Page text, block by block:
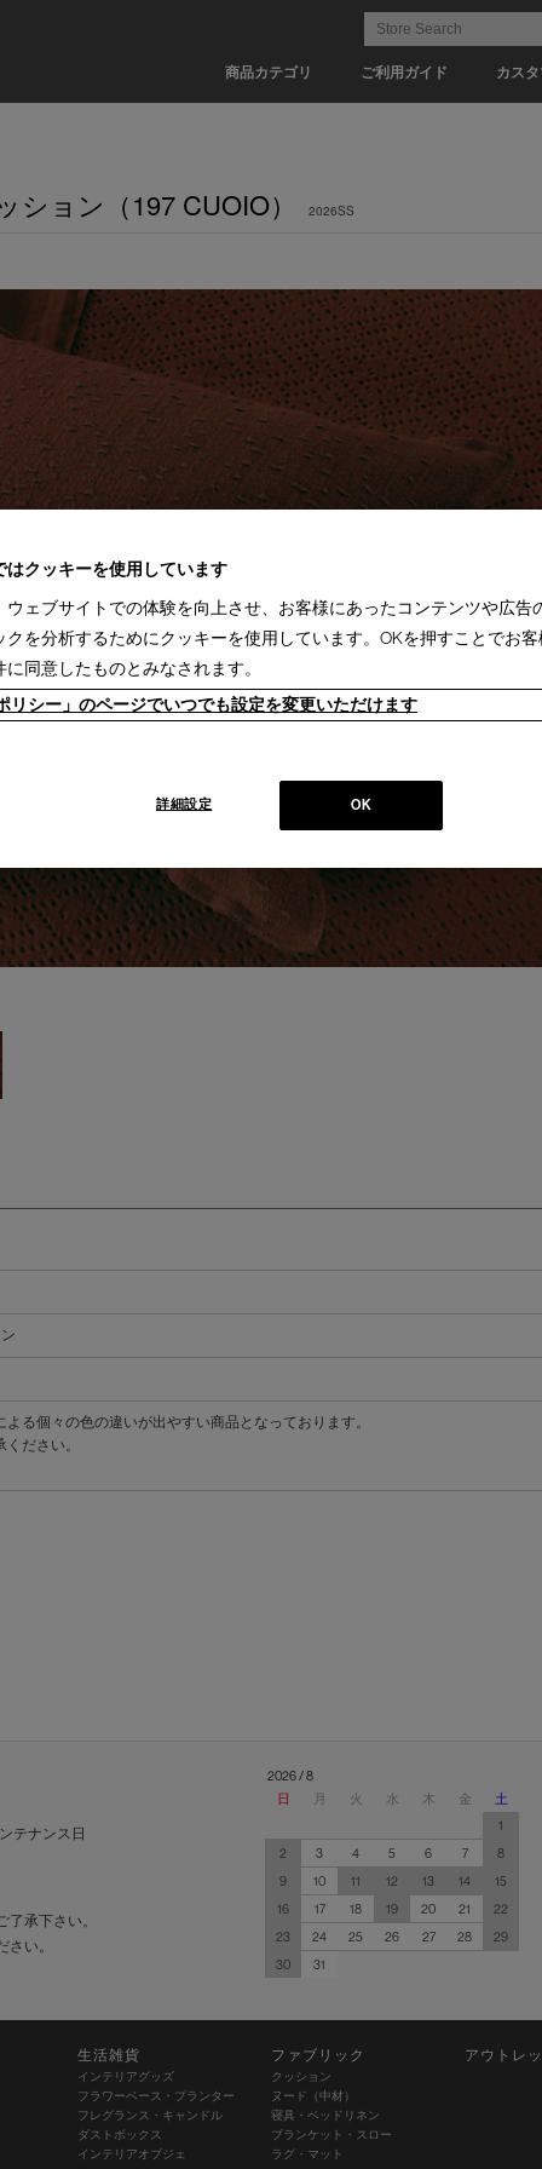
商品カテゴリ ご利用ガイド カス
ョン（197 CUOIO） 2026SS
る個々の色の違いが出やすい商品となっております。
ださい。
テナンス日
承下さい。
さい。
2026 / 8
日
月 火 水 木 金
土
1
2
3 4 5 6 7
8
9
10 11 12 13 14
15
16
17 18 19 20 21
22
23
24 25 26 27 28
29
30
31
生活雑貨
インテリアグッズ
フラワーベース・プランター
フレグランス・キャンドル
ダストボックス
インテリアオブジェ
ファブリック
クッション
ヌード（中材）
寝具・ベッドリネン
ブランケット・スロー
ラグ・マット
アウトレ
はクッキーを使用しています
ウェブサイトでの体験を向上させ、お客様にあったコンテンツや広告
クを分析するためにクッキーを使用しています。OKを押すことでお
に同意したものとみなされます。
リシー」のページでいつでも設定を変更いただけます
OK
詳細設定